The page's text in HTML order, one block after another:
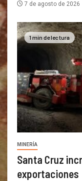
7 de agosto de 2026
1 min de lectura
MINERÍA
Santa Cruz
exportaciones